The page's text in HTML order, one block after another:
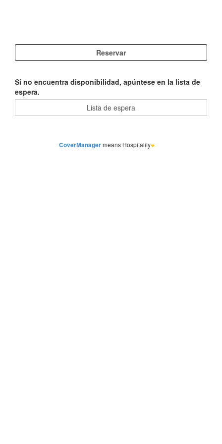
Si no encuentra disponibilidad, apúntese en la lista de
espera.
CoverManagermeans Hospitality